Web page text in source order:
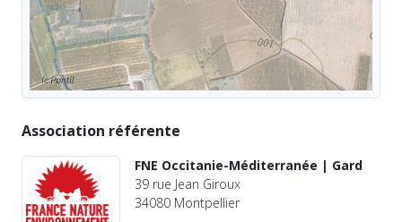
Association référente
FNE Occitanie-Méditerranée | Gard
39 rue Jean Giroux
34080 Montpellier